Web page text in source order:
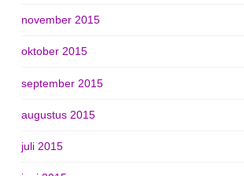
november 2015
oktober 2015
september 2015
augustus 2015
juli 2015